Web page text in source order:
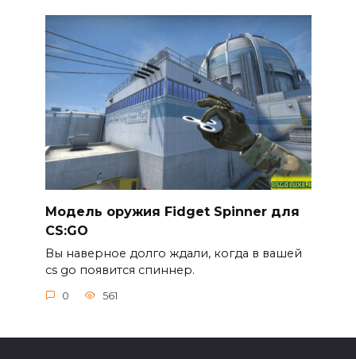
Модель оружия Fidget Spinner для
CS:GO
Вы наверное долго ждали, когда в вашей
cs go появится спиннер.
0 561